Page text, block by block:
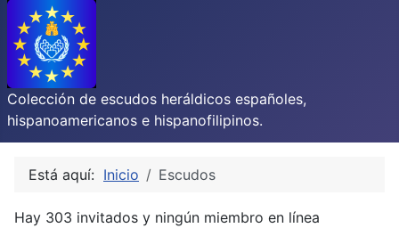
Colección de escudos heráldicos españoles,
hispanoamericanos e hispanofilipinos.
Está aquí: Inicio Escudos
Hay 303 invitados y ningún miembro en línea